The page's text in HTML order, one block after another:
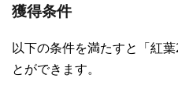
獲得条件
以下の条件を満たすと「紅
とができます。